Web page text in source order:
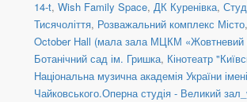
14-t, Wish Family Space, ДК Куренівка,
Тисячоліття, Розважальний комплекс Місто,
October Hall (мала зала МЦКМ «Жовтневий
Ботанічний сад ім. Гришка, Кінотеатр
Національна музична академія України
Чайковського.Оперна студія - Великий